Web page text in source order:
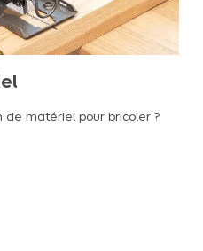
de matériel pour bricoler ?